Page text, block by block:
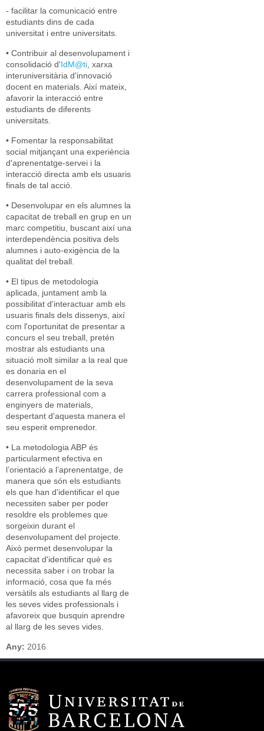
- facilitar la comunicació entre
estudiants dins de cada
universitat i entre universitats.
• Contribuir al desenvolupament i
consolidació d'IdM@ti , xarxa
interuniversitària d'innovació
docent en materials. Així mateix,
afavorir la interacció entre
estudiants de diferents
universitats.
• Fomentar la responsabilitat
social mitjançant una experiència
d'aprenentatge-servei i la
interacció directa amb els usuaris
finals de tal acció.
• Desenvolupar en els alumnes la
capacitat de treball en grup en un
marc competitiu, buscant així una
interdependència positiva dels
alumnes i auto-exigència de la
qualitat del treball.
• El tipus de metodologia
aplicada, juntament amb la
possibilitat d'interactuar amb els
usuaris finals dels dissenys, així
com l'oportunitat de presentar a
concurs el seu treball, pretén
mostrar als estudiants una
situació molt similar a la real que
es donaria en el
desenvolupament de la seva
carrera professional com a
enginyers de materials,
despertant d'aquesta manera el
seu esperit emprenedor.
• La metodologia ABP és
particularment efectiva en
l’orientació a l’aprenentatge, de
manera que són els estudiants
els que han d'identificar el que
necessiten saber per poder
resoldre els problemes que
sorgeixin durant el
desenvolupament del projecte.
Això permet desenvolupar la
capacitat d'identificar què es
necessita saber i on trobar la
informació, cosa que fa més
versàtils als estudiants al llarg de
les seves vides professionals i
afavoreix que busquin aprendre
al llarg de les seves vides.
Any: 2016